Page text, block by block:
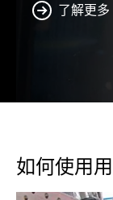
了解更多
如何使用